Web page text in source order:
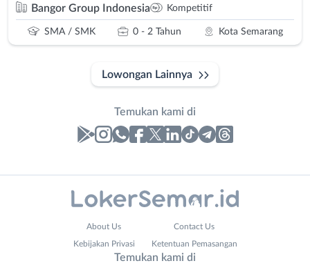
Bangor Group Indonesia Kompetitif
SMA / SMK 0 - 2 Tahun Kota Semarang
Lowongan Lainnya
Temukan kami di
About Us Contact Us
Kebijakan Privasi Ketentuan Pemasangan
Temukan kami di